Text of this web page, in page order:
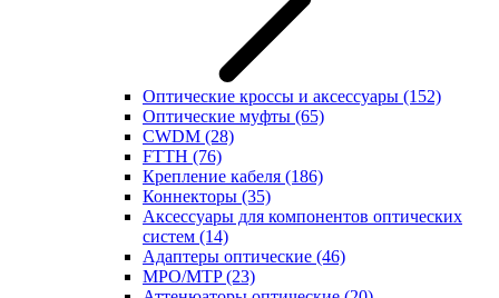
Оптические кроссы и аксессуары (152)
Оптические муфты (65)
CWDM (28)
FTTH (76)
Крепление кабеля (186)
Коннекторы (35)
Аксессуары для компонентов оптических
систем (14)
Адаптеры оптические (46)
MPO/MTP(23)